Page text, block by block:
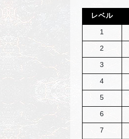
レベル
1
2
3
4
5
6
7